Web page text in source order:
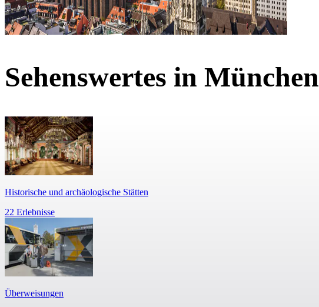
Sehenswertes in München
Historische und archäologische Stätten
22 Erlebnisse
Überweisungen